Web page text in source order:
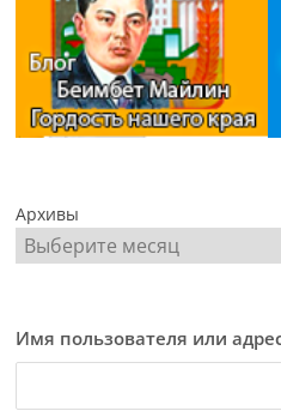
Архивы
Имя пользователя или